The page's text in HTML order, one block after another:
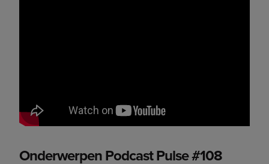
Onderwerpen Podcast Pulse #108